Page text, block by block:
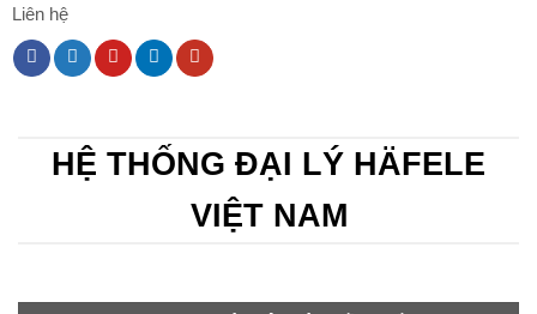
Liên hệ
HỆ THỐNG ĐẠI LÝ HÄFELE
VIỆT NAM